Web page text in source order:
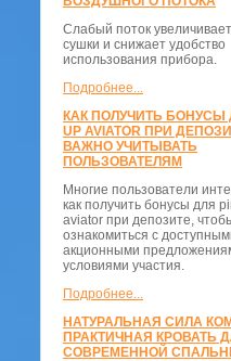
Слабый поток
сушки и снижает удобство
использования прибора.
Подробнее...
КАК ПОЛУЧИТЬ БОНУСЫ
UP AVIATOR ПРИ
ВАЖНО УЧИТЫВАТЬ
ПОЛЬЗОВАТЕЛЯМ
Многие пользователи
как получить бонусы для
aviator при депозите,
ознакомиться с
акционными
условиями участия.
Подробнее...
НАТУРАЛЬНАЯ СИЛА
ПРАКТИЧНАЯ КРОВАТЬ
СОВРЕМЕННОЙ